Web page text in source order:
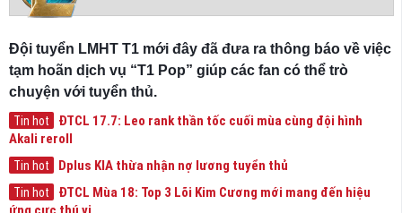
Đội tuyển LMHT T1 mới đây đã đưa ra thông báo về việc
tạm hoãn dịch vụ “T1 Pop” giúp các fan có thể trò
chuyện với tuyển thủ.
Tin hot
ĐTCL 17.7: Leo rank thần tốc cuối mùa cùng đội hình
Akali reroll
Tin hot Dplus KIA thừa nhận nợ lương tuyển thủ
Tin hot
ĐTCL Mùa 18: Top 3 Lõi Kim Cương mới mang đến hiệu